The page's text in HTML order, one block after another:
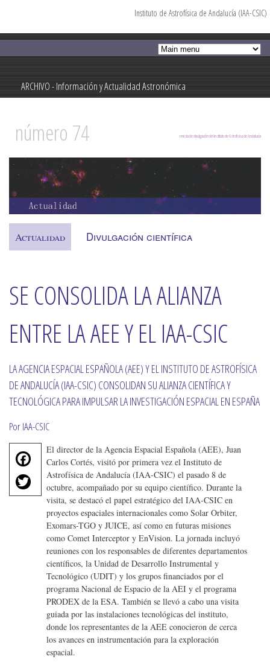
contenido
ARCHIVO - Información y Actualidad Astronómica
Información y Actualidad Astronómica
Instituto de Astrofísica de Andalucía (IAA-CSIC)
revista de divulgación del Instituto de Astrofísica de Andalucía
número 74
Actualidad Divulgación científica
SE CONSOLIDA LA ALIANZA
ENTRE LA AEE Y EL IAA-CSIC
LA AGENCIA ESPACIAL ESPAÑOLA (AEE) Y EL INSTITUTO DE ASTROFÍSICA
DE ANDALUCÍA (IAA-CSIC) CONSOLIDAN SU ALIANZA CIENTÍFICA Y
TECNOLÓGICA PARA IMPULSAR LA INVESTIGACIÓN ESPACIAL EN ESPAÑA
Por IAA-CSIC
F
e
T
w
it
te
El director de la Agencia Espacial Española (AEE), Juan
Carlos Cortés, visitó por primera vez el Instituto de
Astrofísica de Andalucía (IAA-CSIC) el pasado 8 de
octubre, acompañado por su equipo científico. Durante la
visita, se destacó el papel estratégico del IAA-CSIC en
proyectos espaciales internacionales como Solar Orbiter,
Exomars-TGO y JUICE, así como en futuras misiones
como Comet Interceptor y EnVision. La jornada incluyó
reuniones con los responsables de diferentes departamentos
científicos, la Unidad de Desarrollo Instrumental y
Tecnológico (UDIT) y los grupos financiados por el
programa Nacional de Espacio de la AEI y el programa
PRODEX de la ESA. También se llevó a cabo una visita
guiada por las instalaciones tecnológicas del instituto,
donde los representantes de la AEE conocieron de cerca
los avances en instrumentación para la exploración
espacial.